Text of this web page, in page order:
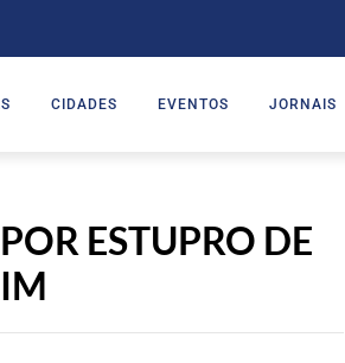
CIDADES EVENTOS JORNAIS
ESTUPRO DE